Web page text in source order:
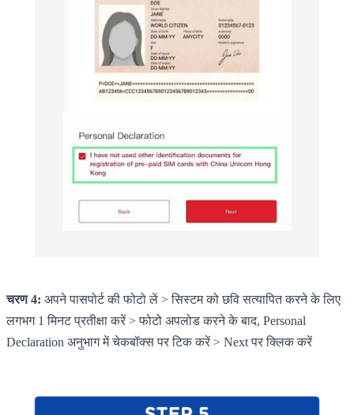
चरण 4: अपने पासपोर्ट की फोटो लें > सिस्टम को छवि सत्यापित करने के लिए
लगभग 1 मिनट प्रतीक्षा करें > फोटो अपलोड करने के बाद, Personal
Declaration अनुभाग में चेकबॉक्स पर टिक करें > Next पर क्लिक करें